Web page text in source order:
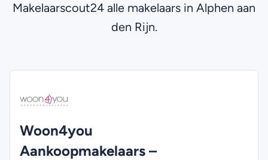
Makelaarscout24 alle makelaars in Alphen aan
den Rijn.
Woon4you
Aankoopmakelaars –